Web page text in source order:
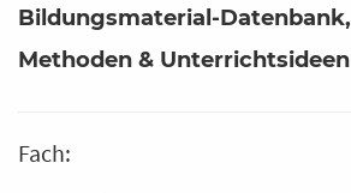
Bildungsmaterial-Datenbank
Methoden & Unterrichtsideen
Fach: